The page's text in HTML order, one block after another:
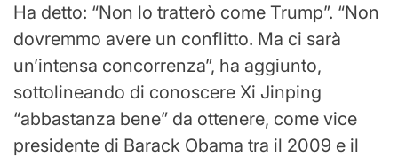
Ha detto: “Non lo tratterò come Trump”. “Non
dovremmo avere un conflitto. Ma ci sarà
un’intensa concorrenza”, ha aggiunto,
sottolineando di conoscere Xi Jinping
“abbastanza bene” da ottenere, come vice
presidente di Barack Obama tra il 2009 e il